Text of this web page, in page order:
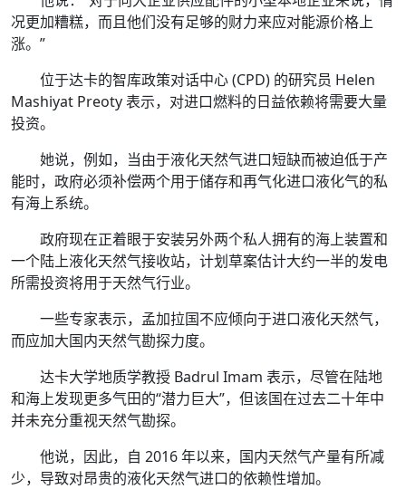
况更加糟糕，而且他们没有足够的财力来应对能源价格上
涨。”
位于达卡的智库政策对话中心 (CPD) 的研究员 Helen
Mashiyat Preoty 表示，对进口燃料的日益依赖将需要大量
投资。
她说，例如，当由于液化天然气进口短缺而被迫低于产
能时，政府必须补偿两个用于储存和再气化进口液化气的私
有海上系统。
政府现在正着眼于安装另外两个私人拥有的海上装置和
一个陆上液化天然气接收站，计划草案估计大约一半的发电
所需投资将用于天然气行业。
一些专家表示，孟加拉国不应倾向于进口液化天然气，
而应加大国内天然气勘探力度。
达卡大学地质学教授 Badrul Imam 表示，尽管在陆地
和海上发现更多气田的“潜力巨大”，但该国在过去二十年中
并未充分重视天然气勘探。
他说，因此，自 2016 年以来，国内天然气产量有所减
少，导致对昂贵的液化天然气进口的依赖性增加。